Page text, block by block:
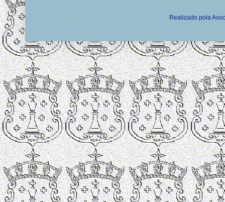
Realizado pola